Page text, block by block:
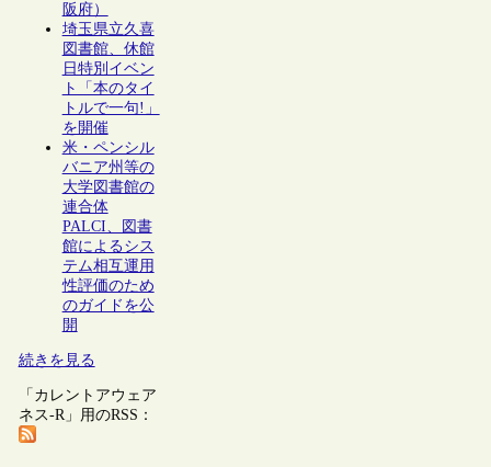
阪府）
埼玉県立久喜
図書館、休館
日特別イベン
ト「本のタイ
トルで一句!」
を開催
米・ペンシル
バニア州等の
大学図書館の
連合体
PALCI、図書
館によるシス
テム相互運用
性評価のため
のガイドを公
開
続きを見る
「カレントアウェア
ネス-R」用のRSS：